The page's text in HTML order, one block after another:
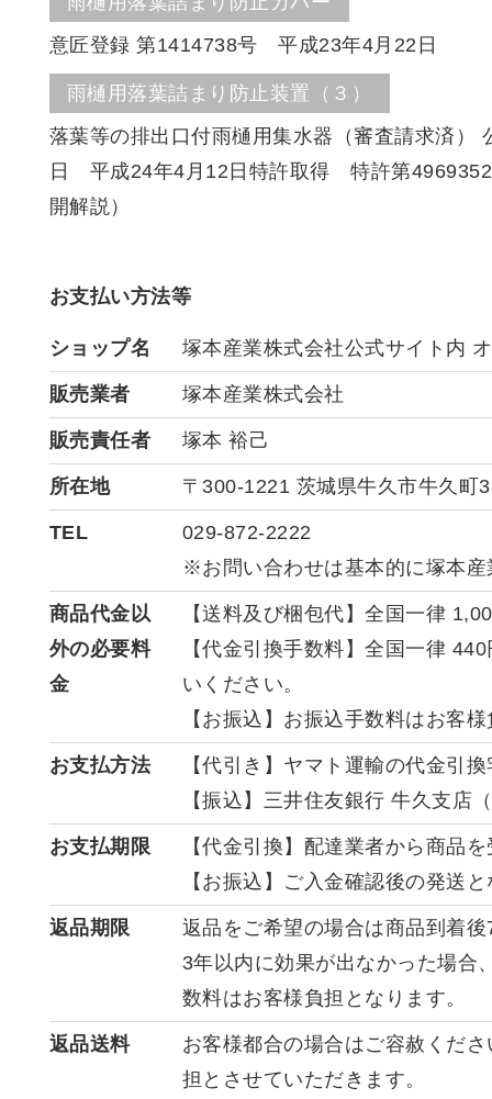
意匠登録 第1414738号 平成23年4月22日
雨樋用落葉詰まり防止装置（３）
落葉等の排出口付雨樋用集水器（審査請求済
日 平成24年4月12日特許取得 特許第
開解説）
お支払い方法等
ショップ名 塚本産業株式会社公式サイト内
販売業者 塚本産業株式会社
販売責任者 塚本 裕己
所在地 〒300-1221 茨城県牛久市牛久町
TEL
029-872-2222
※お問い合わせは基本的に塚本産
商品代金以
外の必要料
金
【送料及び梱包代】全国一律
【代金引換手数料】全国一律
いください。
【お振込】お振込手数料はお客
お支払方法
【代引き】ヤマト運輸の代金引
【振込】三井住友銀行 牛久支
お支払期限
【代金引換】配達業者から商品
【お振込】ご入金確認後の発送
返品期限
返品をご希望の場合は商品到着
3年以内に効果が出なかった場合
数料はお客様負担となります。
返品送料
お客様都合の場合はご容赦くだ
担とさせていただきます。